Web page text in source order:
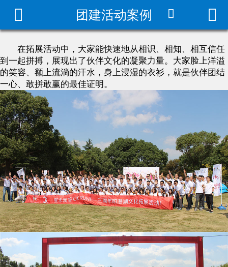
拓展/年会方案
团建场地
军事拓展方案
家庭日活动策划
团建活动案例
团建游戏大全
团建百科
趣味运动会
 团建活动案例  
在拓展活动中，大家能快速地从相识、相知、相互信任
到一起拼搏，展现出了伙伴文化的凝聚力量。大家脸上洋溢
的笑容、额上流淌的汗水，身上浸湿的衣衫，就是伙伴团结
一心、敢拼敢赢的最佳证明。